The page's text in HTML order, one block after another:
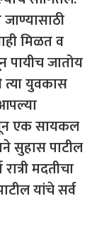
मिळत व
पायीच जातोय
त्या युवकास
एक सायकल
सुहास पाटील
मदतीचा
यांचे सर्व